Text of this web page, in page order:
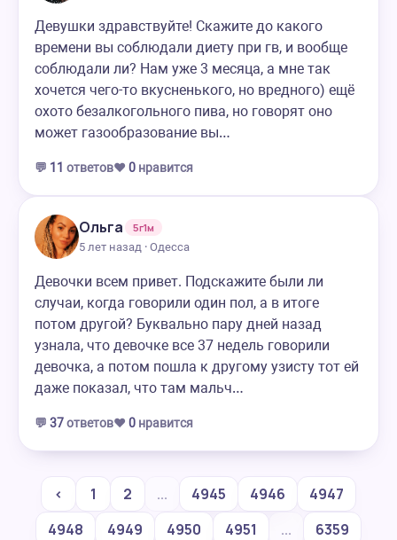
Девушки здравствуйте! Скажите до какого
времени вы соблюдали диету при гв, и вообще
соблюдали ли? Нам уже 3 месяца, а мне так
хочется чего-то вкусненького, но вредного) ещё
охото безалкогольного пива, но говорят оно
может газообразование вы…
💬 11 ответов❤️ 0 нравится
Ольга
5г1м
5 лет назад · Одесса
Девочки всем привет. Подскажите были ли
случаи, когда говорили один пол, а в итоге
потом другой? Буквально пару дней назад
узнала, что девочке все 37 недель говорили
девочка, а потом пошла к другому узисту тот ей
даже показал, что там мальч…
💬 37ответов❤️ 0 нравится
‹ 1 2 ... 4945 4946
4947
4948
4949 4950 4951 ...
6359